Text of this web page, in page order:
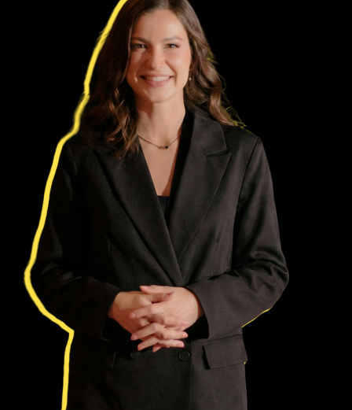
профессиональный ведущий, диктор и организатор мероприятий
с большим опытом работы на деловых площадках. С ним конференция
проходит без неловких пауз и затянутых моментов — только энергия,
лёгкость и тонкий уместный юмор. Александр чётко держит тайминг,
тонко чувствует аудиторию, поддерживает спикеров и создаёт
атмосферу, в которой хочется слушать, задавать вопросы и быть
включённым в процесс.
ПРИНЯТЬ УЧАСТИЕ